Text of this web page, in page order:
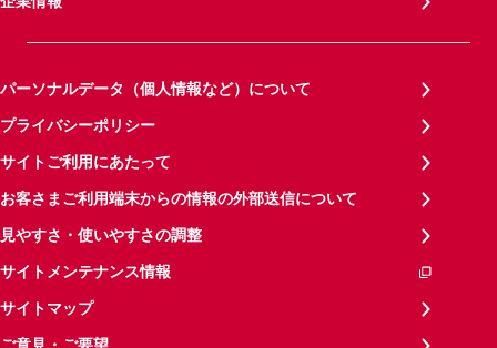
パーソナルデータ（個人情報など）について
プライバシーポリシー
サイトご利用にあたって
お客さまご利用端末からの情報の外部送信について
見やすさ・使いやすさの調整
サイトメンテナンス情報
サイトマップ